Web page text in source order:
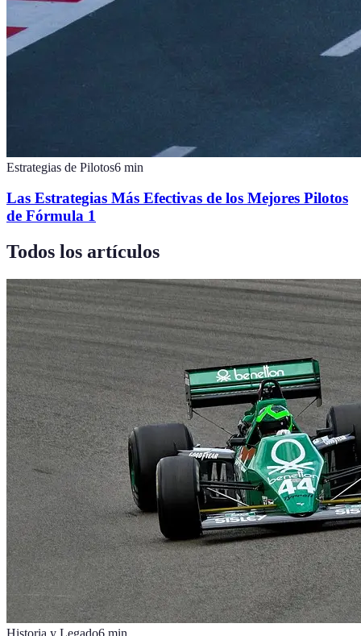
Estrategias de Pilotos6 min
Las Estrategias Más Efectivas de los Mejores Pilotos
de Fórmula 1
Todos los artículos
Historia y Legado6 min